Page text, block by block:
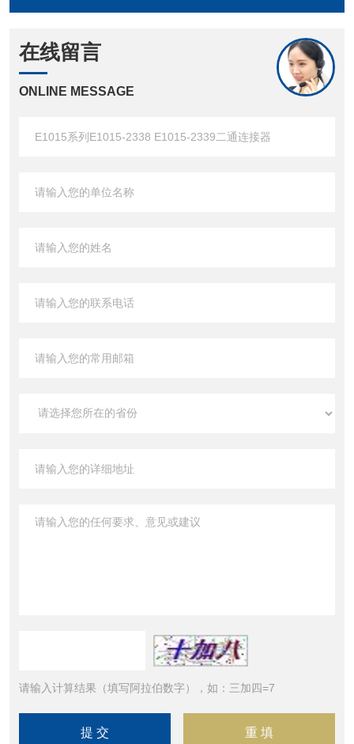
在线留言
ONLINE MESSAGE
请输入计算结果（填写阿拉伯数字），如：三加四=7